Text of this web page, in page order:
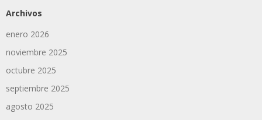
Archivos
enero 2026
noviembre 2025
octubre 2025
septiembre 2025
agosto 2025